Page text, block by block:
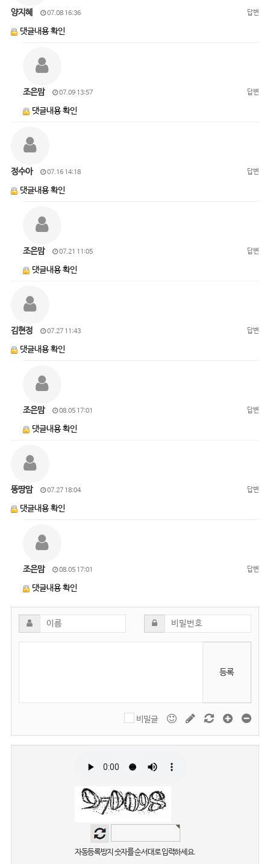
양지혜 07.08 16:36 답변
댓글내용 확인
조은맘 07.09 13:57 답변
댓글내용 확인
정수아 07.16 14:18 답변
댓글내용 확인
조은맘 07.21 11:05 답변
댓글내용 확인
김현정 07.27 11:43 답변
댓글내용 확인
조은맘 08.05 17:01 답변
댓글내용 확인
뚱땅맘 07.27 18:04 답변
댓글내용 확인
조은맘 08.05 17:01 답변
댓글내용 확인
등록
비밀글
자동등록방지 숫자를 순서대로 입력하세요.